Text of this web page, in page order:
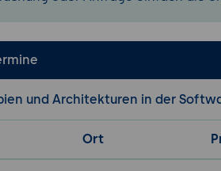
Kategorien von
Anwendungsbeispiele von
Best Practices für
Code-Smells und
Designprinzipien in der
Designprinzipien in agilen
und Architekturen in der
Ort